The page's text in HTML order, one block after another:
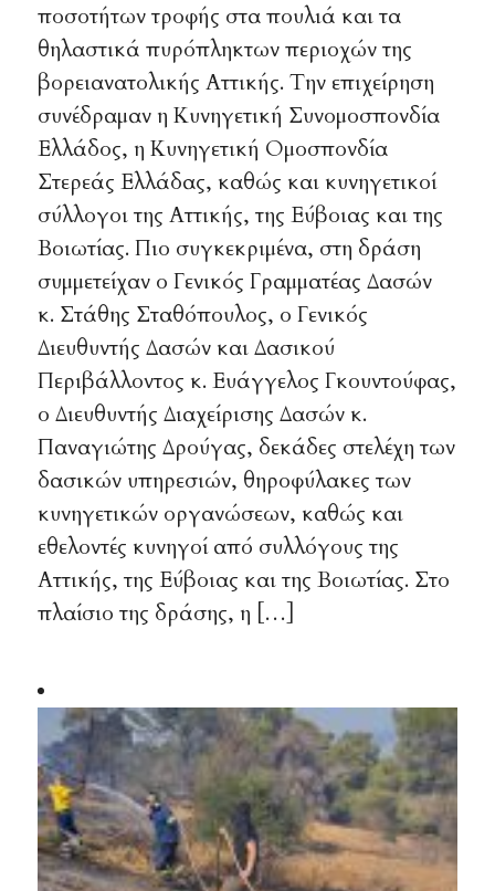
ποσοτήτων τροφής στα πουλιά και τα
θηλαστικά πυρόπληκτων περιοχών της
βορειανατολικής Αττικής. Την επιχείρηση
συνέδραμαν η Κυνηγετική Συνομοσπονδία
Ελλάδος, η Κυνηγετική Ομοσπονδία
Στερεάς Ελλάδας, καθώς και κυνηγετικοί
σύλλογοι της Αττικής, της Εύβοιας και της
Βοιωτίας. Πιο συγκεκριμένα, στη δράση
συμμετείχαν ο Γενικός Γραμματέας Δασών
κ. Στάθης Σταθόπουλος, ο Γενικός
Διευθυντής Δασών και Δασικού
Περιβάλλοντος κ. Ευάγγελος Γκουντούφας,
ο Διευθυντής Διαχείρισης Δασών κ.
Παναγιώτης Δρούγας, δεκάδες στελέχη των
δασικών υπηρεσιών, θηροφύλακες των
κυνηγετικών οργανώσεων, καθώς και
εθελοντές κυνηγοί από συλλόγους της
Αττικής, της Εύβοιας και της Βοιωτίας. Στο
πλαίσιο της δράσης, η […]